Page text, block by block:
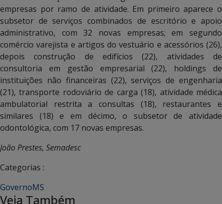
empresas por ramo de atividade. Em primeiro aparece o
subsetor de serviços combinados de escritório e apoio
administrativo, com 32 novas empresas; em segundo
comércio varejista e artigos do vestuário e acessórios (26),
depois construção de edifícios (22), atividades de
consultoria em gestão empresarial (22), holdings de
instituições não financeiras (22), serviços de engenharia
(21), transporte rodoviário de carga (18), atividade médica
ambulatorial restrita a consultas (18), restaurantes e
similares (18) e em décimo, o subsetor de atividade
odontológica, com 17 novas empresas.
João Prestes, Semadesc
Categorias :
GovernoMS
Veja Também